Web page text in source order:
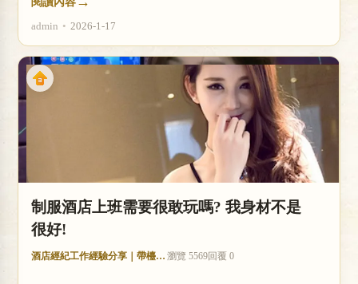
admin • 2026-1-17
制服酒店上班需要很敢玩嗎? 我身材不是
很好!
酒店經紀工作經驗分享｜帶檯技巧與收入分析 瀏覽 5569回覆 0